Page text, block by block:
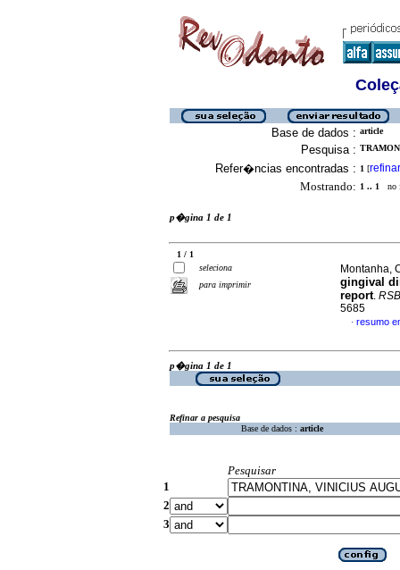
Base de dados : article
Pesquisa :
Refer�ncias encontradas : 1 [refinar
Mostrando: 1 .. 1 no
p�gina 1 de 1
1 / 1
seleciona
para imprimir
Montanha,
gingival
report.
5685
· resumo
p�gina 1 de 1
Refinar a pesquisa
Base de dados : article
Pesquisar
1
2
3